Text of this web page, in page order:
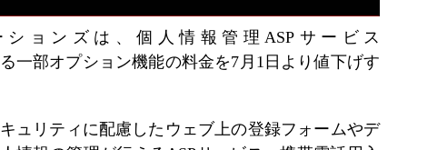
ョンズは、個人情報管理ASPサービス
る一部オプション機能の料金を7月1日より値下げす
キュリティに配慮したウェブ上の登録フォームやデ